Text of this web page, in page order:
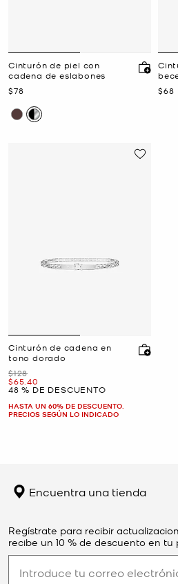
Cinturón de piel con
cadena de eslabones
Ahora
$78 $68
Cinturón de cadena en
tono dorado
Era
$128
Ahora
$65.40
48 % DE DESCUENTO
HASTA UN 60% DE DESCUENTO.
PRECIOS SEGÚN LO INDICADO
Encuentra una tienda
Regístrate para recibir
recibe un 10 % de descuento en tu